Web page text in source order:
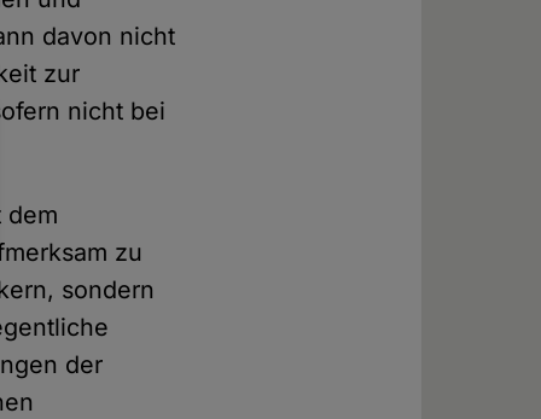
davon nicht
zur
nicht bei
dem
zu
sondern
der